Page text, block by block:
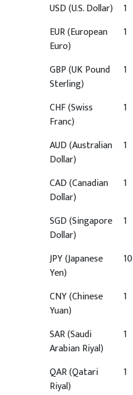
USD(U.S. Dollar) 1
EUR(European
Euro)
1
GBP(UK Pound
Sterling)
1
CHF(Swiss
Franc)
1
AUD(Australian
Dollar)
1
CAD(Canadian
Dollar)
1
SGD(Singapore
Dollar)
1
JPY(Japanese
Yen)
10
CNY(Chinese
Yuan)
1
SAR(Saudi
Arabian Riyal)
1
QAR(Qatari
Riyal)
1